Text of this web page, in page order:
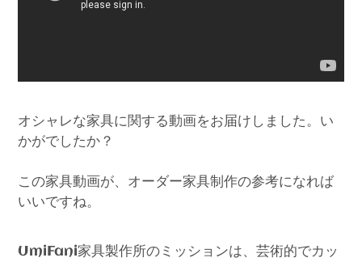
オシャレな家具に関する動画をお届けしました。い
かがでしたか？
この家具動画が、オーダー家具制作の参考になれば
いいですね。
UmiFani家具製作所のミッションは、芸術的でカッ